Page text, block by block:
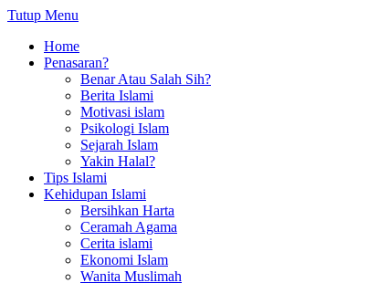
Tutup Menu
Home
Penasaran?
Benar Atau Salah Sih?
Berita Islami
Motivasi islam
Psikologi Islam
Sejarah Islam
Yakin Halal?
Tips Islami
Kehidupan Islami
Bersihkan Harta
Ceramah Agama
Cerita islami
Ekonomi Islam
Wanita Muslimah